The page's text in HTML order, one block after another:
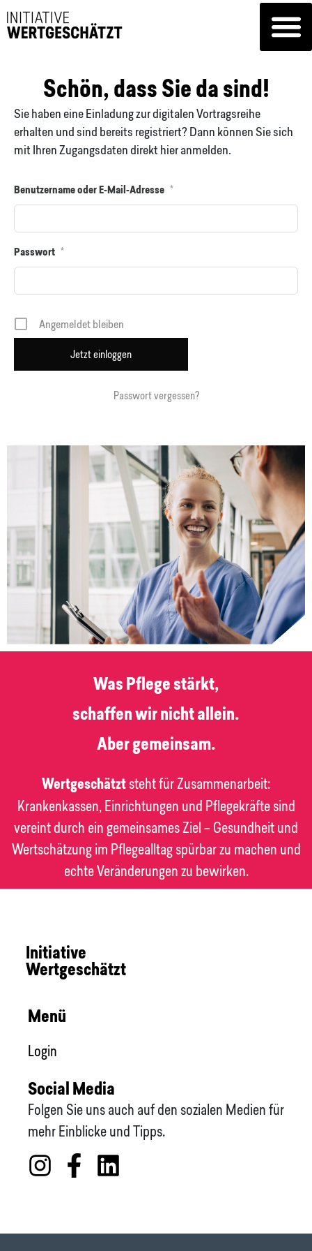
Schön, dass Sie da sind!
Sie haben eine Einladung zur digitalen Vortragsreihe
erhalten und sind bereits registriert? Dann können Sie sich
mit Ihren Zugangsdaten direkt hier anmelden.
Benutzername oder E-Mail-Adresse *
Passwort *
Angemeldet bleiben
Passwort vergessen?
Was Pflege stärkt,
schaffen wir nicht allein.
Aber gemeinsam.
Wertgeschätztsteht für Zusammenarbeit:
Krankenkassen, Einrichtungen und Pflegekräfte sind
vereint durch ein gemeinsames Ziel – Gesundheit und
Wertschätzung im Pflegealltag spürbar zu machen und
echte Veränderungen zu bewirken.
Initiative
Wertgeschätzt
Menü
Login
Social Media
Folgen Sie uns auch auf den sozialen Medien für
mehr Einblicke und Tipps.